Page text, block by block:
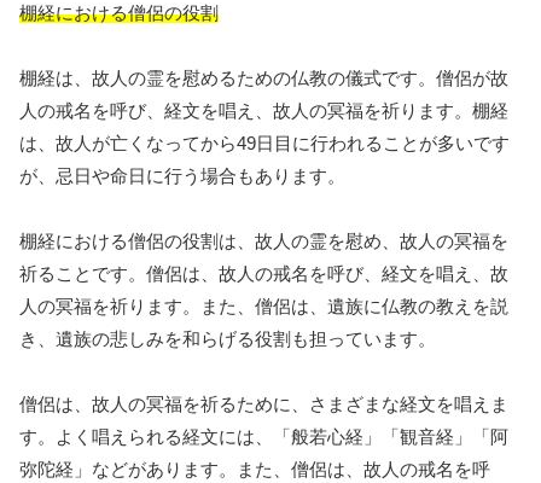
棚経における僧侶の役割
棚経は、故人の霊を慰めるための仏教の儀式です。僧侶が故
人の戒名を呼び、経文を唱え、故人の冥福を祈ります。棚経
は、故人が亡くなってから49日目に行われることが多いです
が、忌日や命日に行う場合もあります。
棚経における僧侶の役割は、故人の霊を慰め、故人の冥福を
祈ることです。僧侶は、故人の戒名を呼び、経文を唱え、故
人の冥福を祈ります。また、僧侶は、遺族に仏教の教えを説
き、遺族の悲しみを和らげる役割も担っています。
僧侶は、故人の冥福を祈るために、さまざまな経文を唱えま
す。よく唱えられる経文には、「般若心経」「観音経」「阿
弥陀経」などがあります。また、僧侶は、故人の戒名を呼